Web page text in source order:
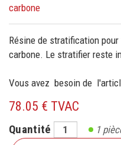
carbone
Résine de stratification
carbone. Le stratifier reste
Vous avez besoin de
78.05 € TVAC
Quantité 1